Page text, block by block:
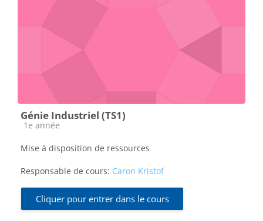
Génie Industriel (TS1)
Catégorie de cours
1e année
Mise à disposition de ressources
Responsable de cours: Caron Kristof
Cliquer pour entrer dans le cours